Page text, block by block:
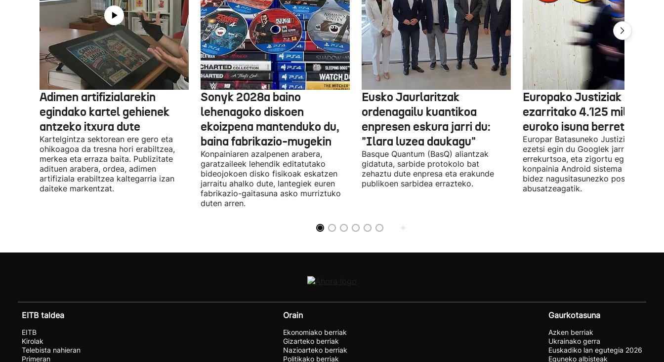
Adimen artifizialarekin
egindako kartel gehienek
antzeko itxura dute
Kartelgintza sektorean ere gero eta
ohikoagoa da tresna hori erabiltzea,
merkea eta erraza baita. Publizitate
adituen arabera, ordea, adimen
artifiziala erabiltzea kaltegarria izan
daiteke markentzat.
Sonyk 2028a baino
lehenagoko diskoen
ekoizpena mantenduko du,
baina fabrikazio-mugekin
Konpainiaren azalpenen arabera,
garatzaileek lehendik editatutako
bideojokoen disko fisikoak eskatzen
jarraitu ahalko dute, lantegiek euren
fabrikazio-gaitasuna asko murriztuko
duten arren.
Eusko Jaurlaritzak
ordenagailu kuantikoa
enpresen eskura jarri du:
"Ilara luzea daukagu"
Basque Quantum (BasQ) aliantzak
gidatuta, sarbide protokolo bat
zehaztu dute enpresa eta erakunde
publikoen sarbidea errazteko.
Europako Justiziak
ezarritako 4.125 milioi
euroko isuna berretsi du
Europar Batasuneko Justizia
ezetsi egin du Googlek jarritako
errekurtsoa, eta zigortu egin du
konpainia Android sistema
bidez nagusitasunezko posizioaz
abusatzeagatik.
EITB taldea
EITB
Kirolak
Telebista nahieran
Primeran
Orain
Ekonomiako berriak
Gizarteko berriak
Nazioarteko berriak
Politikako berriak
Gaurkotasuna
Azken berriak
Ukrainako gerra
Euskadiko lan egutegia 2026
Eguneko albisteak